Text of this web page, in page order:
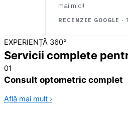
mai mici!
RECENZIE GOOGLE ·
EXPERIENȚĂ 360°
Servicii complete
01
Consult optometric complet
Află mai mult ›